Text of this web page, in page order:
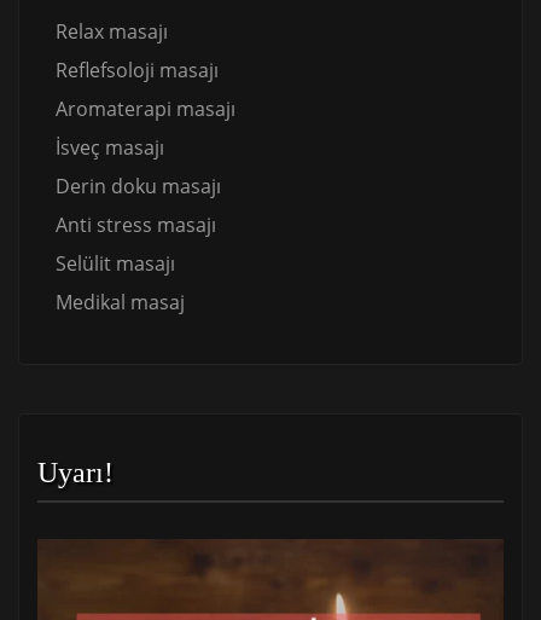
Relax masajı
Reflefsoloji masajı
Aromaterapi masajı
İsveç masajı
Derin doku masajı
Anti stress masajı
Selülit masajı
Medikal masaj
Uyarı!